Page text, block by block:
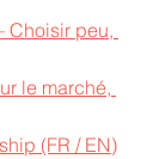
Choisir peu,
le marché,
(FR / EN)